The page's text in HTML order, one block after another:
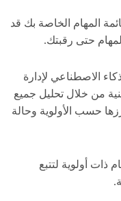
المهام الخاصة بك قد
حتى رقبتك.
الاصطناعي لإدارة
من خلال تحليل جميع
حسب الأولوية وحالة
ذات أولوية لتتبع